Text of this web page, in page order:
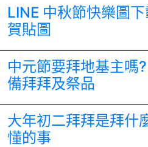
LINE 中秋節快樂圖
賀貼圖
中元節要拜地基主嗎
備拜拜及祭品
大年初二拜拜是拜什
懂的事